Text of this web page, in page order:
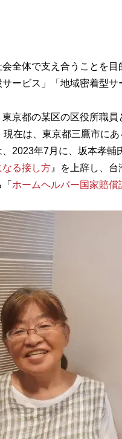
全体で支え合うことを
ービス」「地域密着型サ
京都の某区の区役所職員
在は、東京都三鷹市にあ
2023年7月に、坂本孝輔
る接し方』を上辞し、台
ホームヘルパー国家賠償